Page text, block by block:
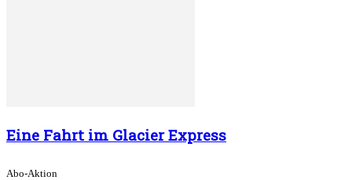
Eine Fahrt im Glacier Express
Abo-Aktion